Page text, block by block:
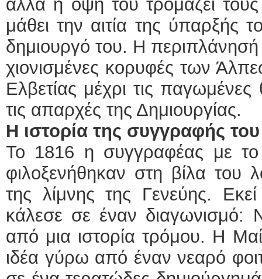
αλλά η όψη του τρομάζει
μάθει την αιτία της ύπαρξής
δημιουργό του. Η περιπλάνησή
χιονισμένες κορυφές των
Ελβετίας μέχρι τις
τις απαρχές της Δημιουργίας.
Η ιστορία της συγγραφής του
Το 1816 η συγγραφέας με το
φιλοξενήθηκαν στη βίλα του
της λίμνης της Γενεύης.
κάλεσε σε έναν διαγωνισμό:
από μια ιστορία τρόμου. Η
ιδέα γύρω από έναν νεαρό